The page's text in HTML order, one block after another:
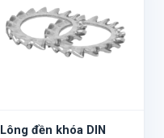
Lông đền khóa DIN